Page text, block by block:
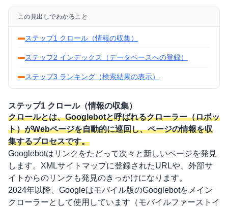
この見出しでわかること
ステップ1 クロール（情報の収集）
ステップ2 インデックス（データベースへの登録）
ステップ3 ランキング（検索結果の表示）
ステップ1 クロール（情報の収集）
クロールとは、Googlebotと呼ばれるクローラー（ロボッ
ト）がWebページを自動的に巡回し、ページの情報を収
集するプロセスです。
Googlebotはリンクをたどって次々と新しいページを発見
します。XMLサイトマップに登録されたURLや、外部サ
イトからのリンクも発見のきっかけになります。
2024年以降、Googleはモバイル版のGooglebotをメイン
クローラーとして使用しています（モバイルファーストイ